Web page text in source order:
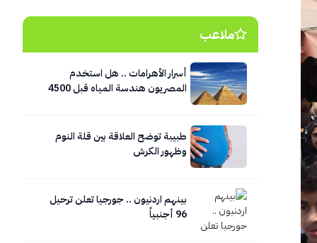
ملاعب
أسرار الأهرامات .. هل استخدم
المصريون هندسة المياه قبل 4500
طبيبة توضح العلاقة بين قلة النوم
وظهور الكرش
بينهم اردنيون .. جورجيا تعلن ترحيل
96 أجنبياً